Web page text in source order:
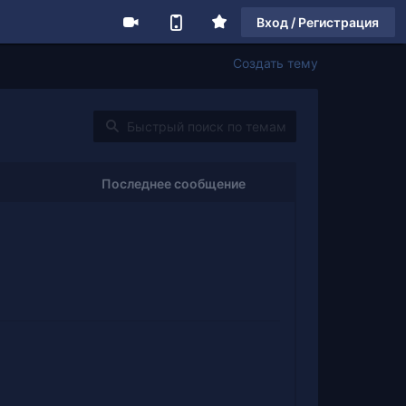
Вход / Регистрация
Создать тему
Последнее сообщение